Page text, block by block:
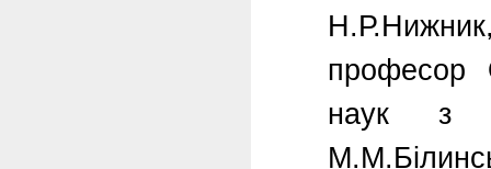
професор
наук з